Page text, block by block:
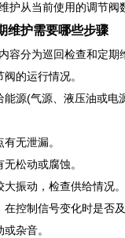
护从当前使用的调节
维护需要哪些步骤
容分为巡回检查和定期
的运行情况。
源(气源、液压油或电
无泄漏。
松动或腐蚀。
振动，检查供给情况。
控制信号变化时是否
杂音。